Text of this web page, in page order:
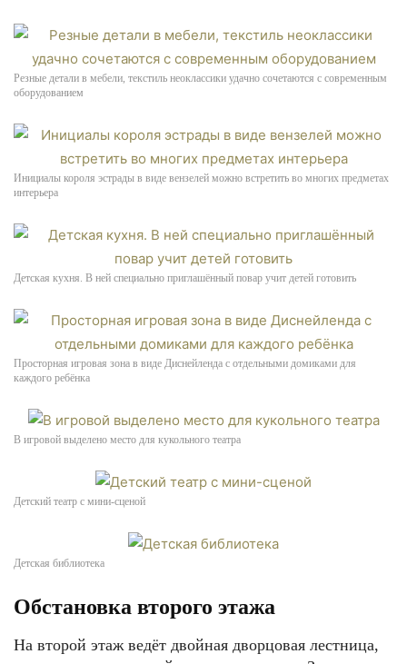
Резные детали в мебели, текстиль неоклассики удачно сочетаются с современным
оборудованием
Инициалы короля эстрады в виде вензелей можно встретить во многих предметах
интерьера
Детская кухня. В ней специально приглашённый повар учит детей готовить
Просторная игровая зона в виде Диснейленда с отдельными домиками для
каждого ребёнка
В игровой выделено место для кукольного театра
Детский театр с мини-сценой
Детская библиотека
Обстановка второго этажа
На второй этаж ведёт двойная дворцовая лестница,